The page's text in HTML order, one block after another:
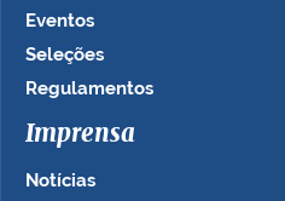
Eventos
Seleções
Regulamentos
Imprensa
Notícias